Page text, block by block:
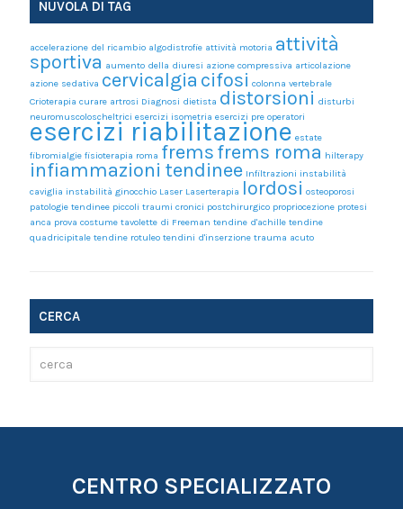
NUVOLA DI TAG
accelerazione del ricambio algodistrofie attività motoria attività
sportiva aumento della diuresi azione compressiva articolazione
azione sedativa cervicalgia cifosi colonna vertebrale
Crioterapia curare artrosi Diagnosi dietista distorsioni disturbi
neuromuscoloscheltrici esercizi isometria esercizi pre operatori
esercizi riabilitazione estate
fibromialgie fisioterapia roma fremsfrems roma hilterapy
infiammazioni tendinee Infiltrazioni instabilità
caviglia instabilità ginocchio Laser Laserterapia lordosi osteoporosi
patologie tendinee piccoli traumi cronici postchirurgico propriocezione protesi
anca prova costume tavolette di Freeman tendine d'achille tendine
quadricipitale tendine rotuleo tendini d'inserzione trauma acuto
CERCA
CENTRO SPECIALIZZATO